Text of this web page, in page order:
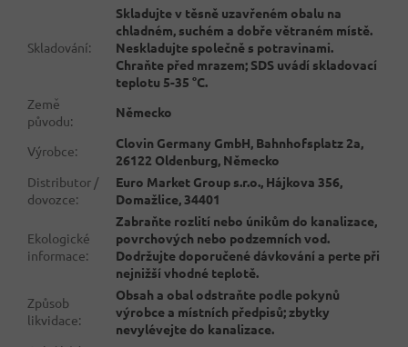
Skladování:
Skladujte v těsně uzavřeném obalu na
chladném, suchém a dobře větraném místě.
Neskladujte společně s potravinami.
Chraňte před mrazem; SDS uvádí skladovací
teplotu 5-35 °C.
Země
původu:
Německo
Výrobce:
Clovin Germany GmbH, Bahnhofsplatz 2a,
26122 Oldenburg, Německo
Distributor /
dovozce:
Euro Market Group s.r.o., Hájkova 356,
Domažlice, 34401
Ekologické
informace:
Zabraňte rozlití nebo únikům do kanalizace,
povrchových nebo podzemních vod.
Dodržujte doporučené dávkování a perte při
nejnižší vhodné teplotě.
Způsob
likvidace:
Obsah a obal odstraňte podle pokynů
výrobce a místních předpisů; zbytky
nevylévejte do kanalizace.